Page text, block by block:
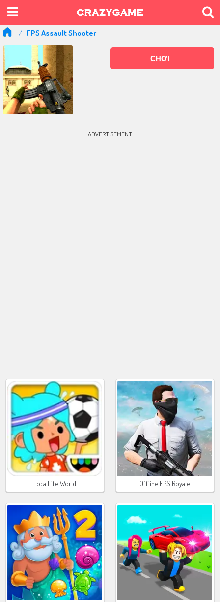
FPS Assault Shooter
CHƠI
ADVERTISEMENT
Toca Life World Offline FPS Royale